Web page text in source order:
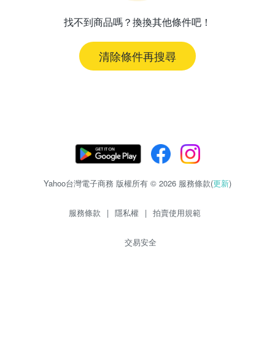
找不到商品嗎？換換其他條件吧！
清除條件再搜尋
Yahoo台灣電子商務 版權所有 © 2026 服務條款(更新)
服務條款 | 隱私權 | 拍賣使用規範
交易安全